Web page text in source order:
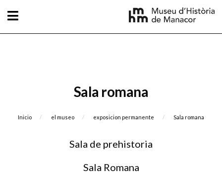
Sala romana
Sobrescribir enlaces de ayuda a la
Inicio el museo exposicion permanente Current:
Sala romana
Sala de prehistoria
Sala Romana